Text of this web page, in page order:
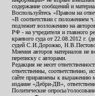
содержание сообщений и
Воспользуйтесь «Правом на
«В соответствии с положением
подлежит возложению на
РФ - на учредителя и главного
краевого суда от 22.08.2012 г.
судей С.И.Дорожко,
Мнения авторов материалов не
переписку с авторами.
Редакция не несет
ответственны, соответственно,
сайте приравнены к выражению
издание «Дебри-ДВ»,
Политические опросы/